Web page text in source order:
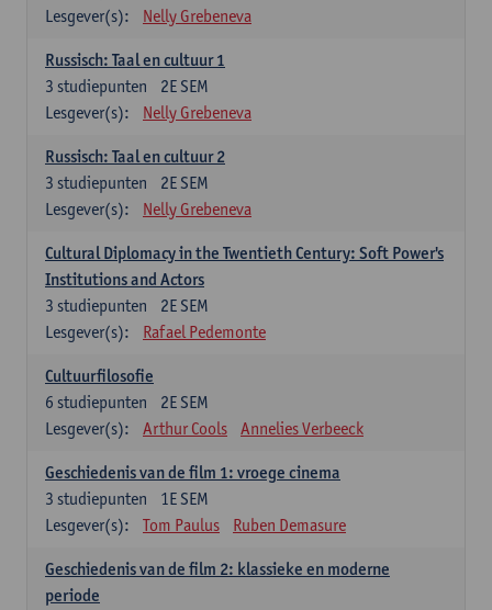
Lesgever(s):
Nelly Grebeneva
Russisch: Taal en cultuur 1
2E SEM
3 studiepunten
Lesgever(s):
Nelly Grebeneva
Russisch: Taal en cultuur 2
2E SEM
3 studiepunten
Lesgever(s):
Nelly Grebeneva
Cultural Diplomacy in the Twentieth Century: Soft Power's
Institutions and Actors
2E SEM
3 studiepunten
Lesgever(s):
Rafael Pedemonte
Cultuurfilosofie
2E SEM
6 studiepunten
Lesgever(s):
Arthur Cools Annelies Verbeeck
Geschiedenis van de film 1: vroege cinema
1E SEM
3 studiepunten
Lesgever(s):
Tom Paulus Ruben Demasure
Geschiedenis van de film 2: klassieke en moderne
periode